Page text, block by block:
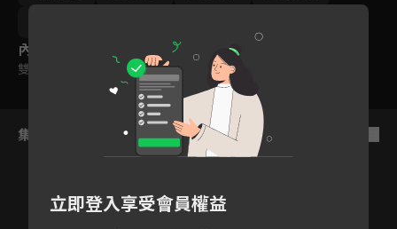
內容標籤
雙字幕 輔導十二歲級
集數列表
立即登入享受會員權益